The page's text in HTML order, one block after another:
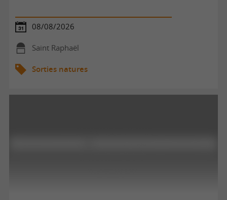
08/08/2026
Saint Raphaël
Sorties natures